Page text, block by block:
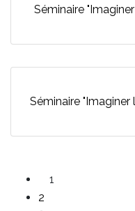
Séminaire
Séminaire
1
2